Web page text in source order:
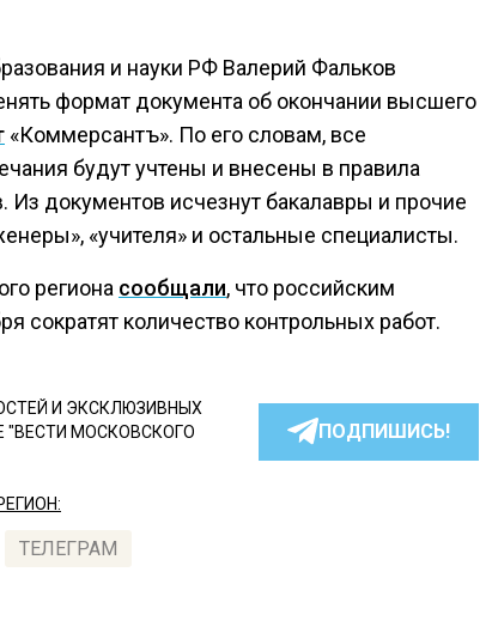
и науки РФ Валерий Фальков
формат документа об окончании высшего
«Коммерсантъ». По его словам, все
будут учтены и внесены в правила
документов исчезнут бакалавры и прочие
«учителя» и остальные специалисты.
региона сообщали, что российским
сократят количество контрольных работ.
И ЭКСКЛЮЗИВНЫХ
"ВЕСТИ МОСКОВСКОГО
ПОДПИШИСЬ!
ТЕЛЕГРАМ